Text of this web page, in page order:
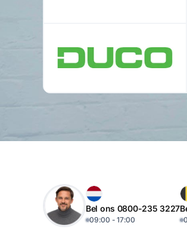
Bel ons 0800-235 3227
09:00 - 17:00